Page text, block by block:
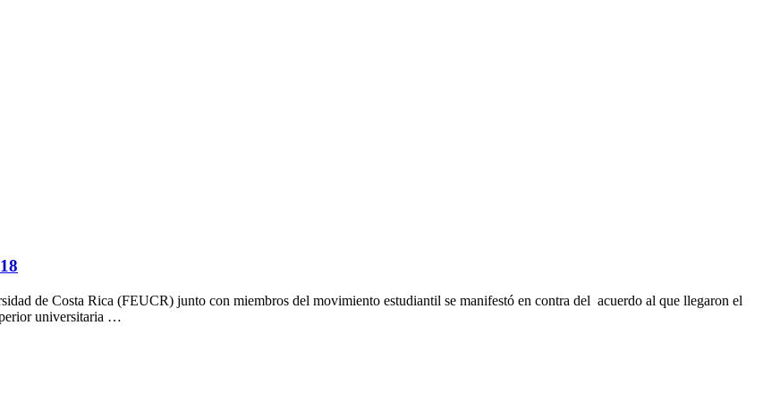
de Costa Rica (FEUCR) junto con miembros del movimiento estudiantil se manifestó en contra del acuerdo al que llegaron el
universitaria …